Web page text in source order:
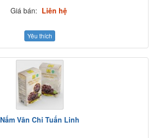
Giá bán: Liên hệ
Yêu thích
Nấm Vân Chi Tuấn Linh